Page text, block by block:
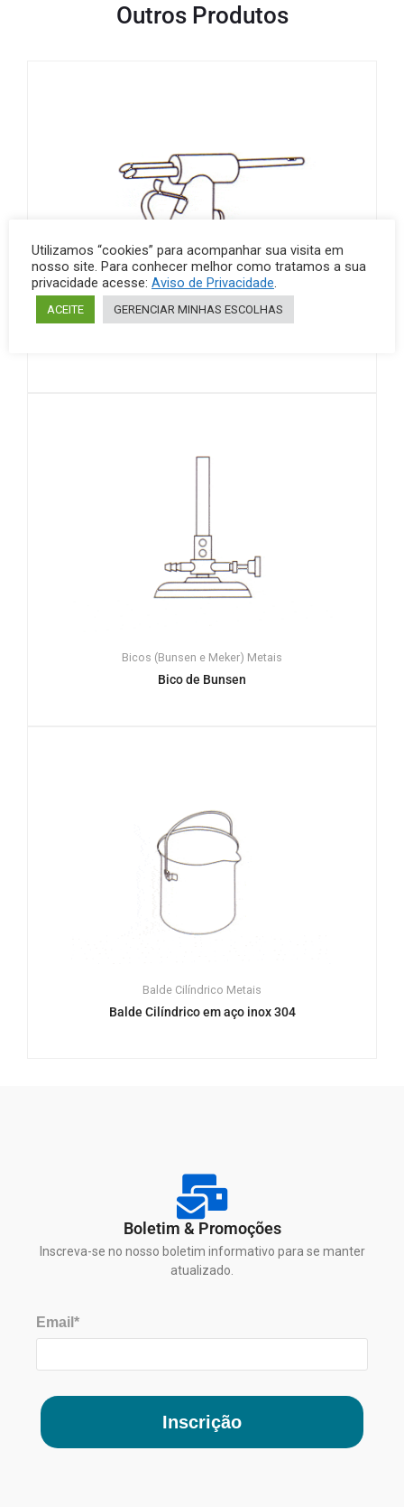
Outros Produtos
Acidímetros de salut Metais
Bicos (Bunsen e Meker) Metais
Bico de Bunsen
Balde Cilíndrico Metais
Balde Cilíndrico em aço inox 304
Boletim & Promoções
Inscreva-se no nosso boletim informativo para se manter
atualizado.
Email*
Inscrição
Utilizamos “cookies” para acompanhar sua visita em
nosso site. Para conhecer melhor como tratamos a sua
privacidade acesse: Aviso de Privacidade.
ACEITE GERENCIAR MINHAS ESCOLHAS